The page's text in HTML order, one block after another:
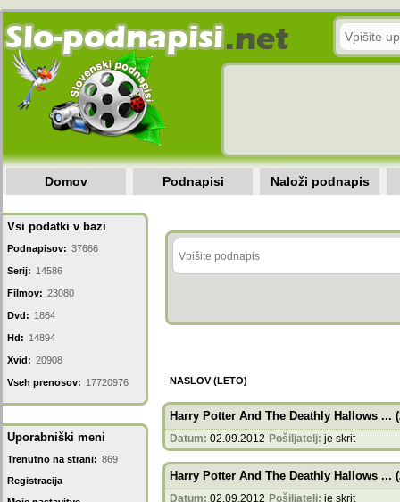
Domov Podnapisi Naloži podnapis
Vsi podatki v bazi
Podnapisov: 37666
Serij: 14586
Filmov: 23080
Dvd: 1864
Hd: 14894
Xvid: 20908
Vseh prenosov: 17720976
Uporabniški meni
Trenutno na strani: 869
Registracija
NASLOV (LETO)
Harry Potter And The Deathly Hallows ...
Datum: 02.09.2012 Pošiljatelj: je skrit
Harry Potter And The Deathly Hallows ...
Datum: 02.09.2012 Pošiljatelj: je skrit